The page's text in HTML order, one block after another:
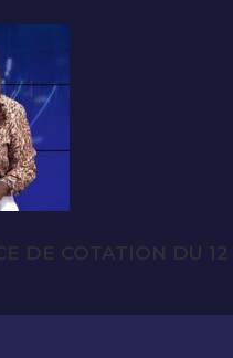
DE COTATION DU 12